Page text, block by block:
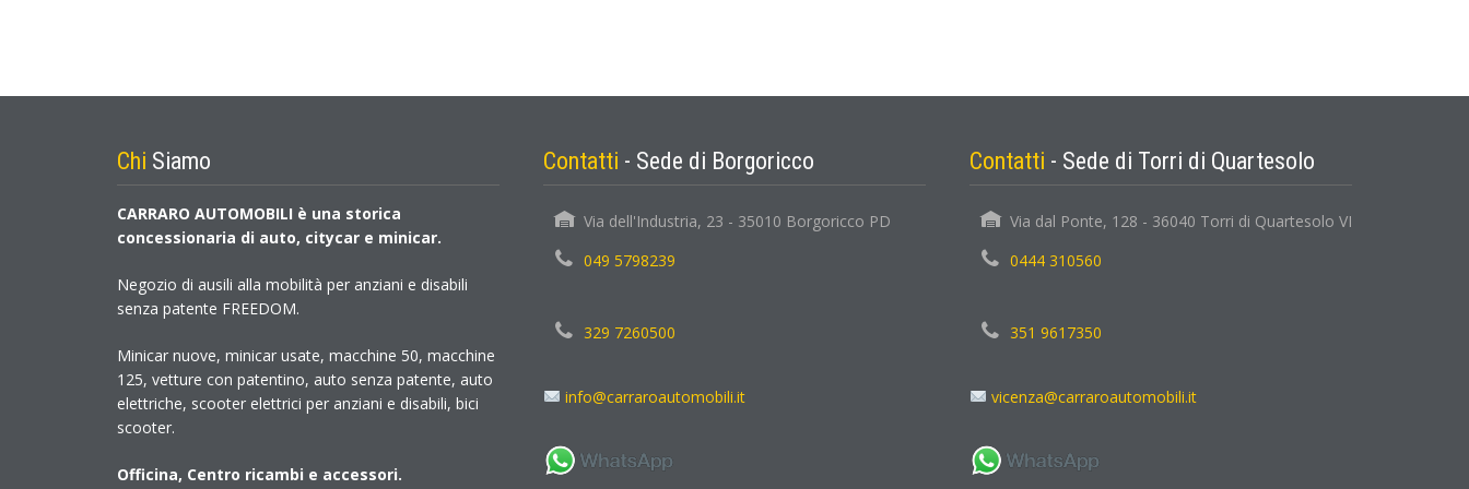
Chi Siamo
CARRARO AUTOMOBILI è una storica
concessionaria di auto, citycar e minicar.
Negozio di ausili alla mobilità per anziani e disabili
senza patente FREEDOM.
Minicar nuove, minicar usate, macchine 50, macchine
125, vetture con patentino, auto senza patente, auto
elettriche, scooter elettrici per anziani e disabili, bici
scooter.
Officina, Centro ricambi e accessori.
Contatti - Sede di Borgoricco
Via dell'Industria, 23 - 35010 Borgoricco PD
049 5798239
329 7260500
info@carraroautomobili.it
Contatti - Sede di Torri di Quartesolo
Via dal Ponte, 128 - 36040 Torri di Quartesolo VI
0444 310560
351 9617350
vicenza@carraroautomobili.it